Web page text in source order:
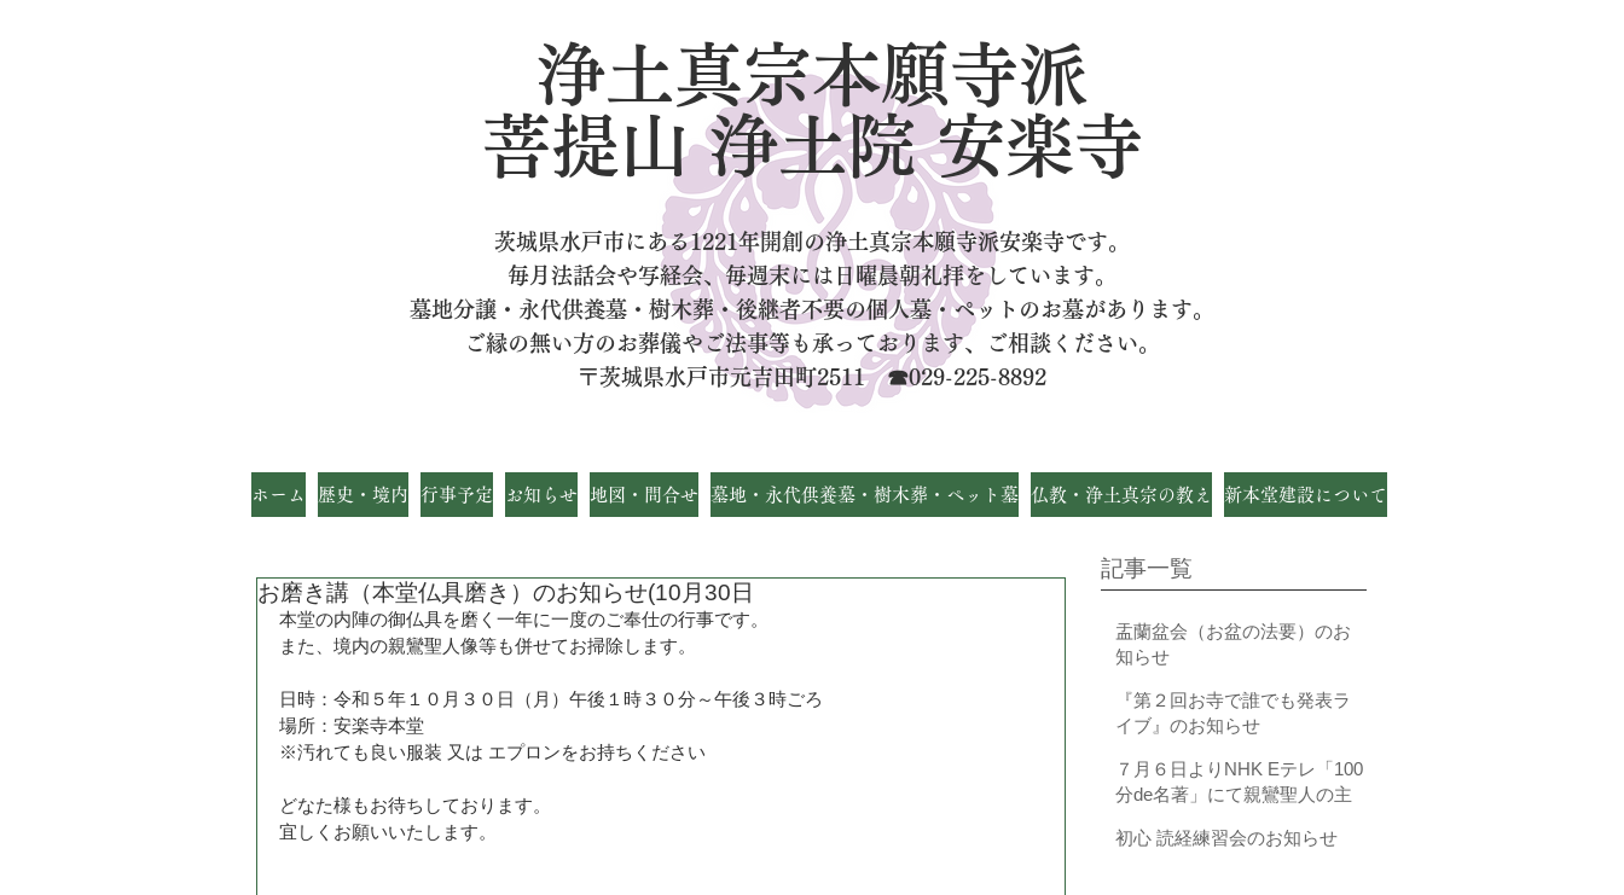
浄土真宗本願寺派
菩提山 浄土院 安楽寺
茨城県水戸市にある1221年開創の浄土真宗本願寺派安楽寺です。
毎月法話会や写経会、毎週末には日曜晨朝礼拝をしています。
墓地分譲・永代供養墓・樹木葬・後継者不要の個人墓・ペットのお墓があります。
ご縁の無い方のお葬儀やご法事等も承っております、ご相談ください。
〒茨城県水戸市元吉田町2511 ☎029-225-8892
ホーム 歴史・境内 行事予定 お知らせ 地図・問合せ 墓地・永代供養墓・樹木葬・ペット墓 仏教・浄土真宗の教え 新本堂建設について
お磨き講（本堂仏具磨き）のお知らせ(10月30日
本堂の内陣の御仏具を磨く一年に一度のご奉仕の行事です。
また、境内の親鸞聖人像等も併せてお掃除します。
日時：令和５年１０月３０日（月）午後１時３０分～午後３時ごろ
場所：安楽寺本堂
※汚れても良い服装 又は エプロンをお持ちください
どなた様もお待ちしております。
宜しくお願いいたします。
記事一覧
盂蘭盆会（お盆の法要）のお
知らせ
『第２回お寺で誰でも発表ラ
イブ』のお知らせ
７月６日よりNHK Eテレ「100
分de名著」にて親鸞聖人の主
ぎょうしんしょう）』が全4回
初心 読経練習会のお知らせ